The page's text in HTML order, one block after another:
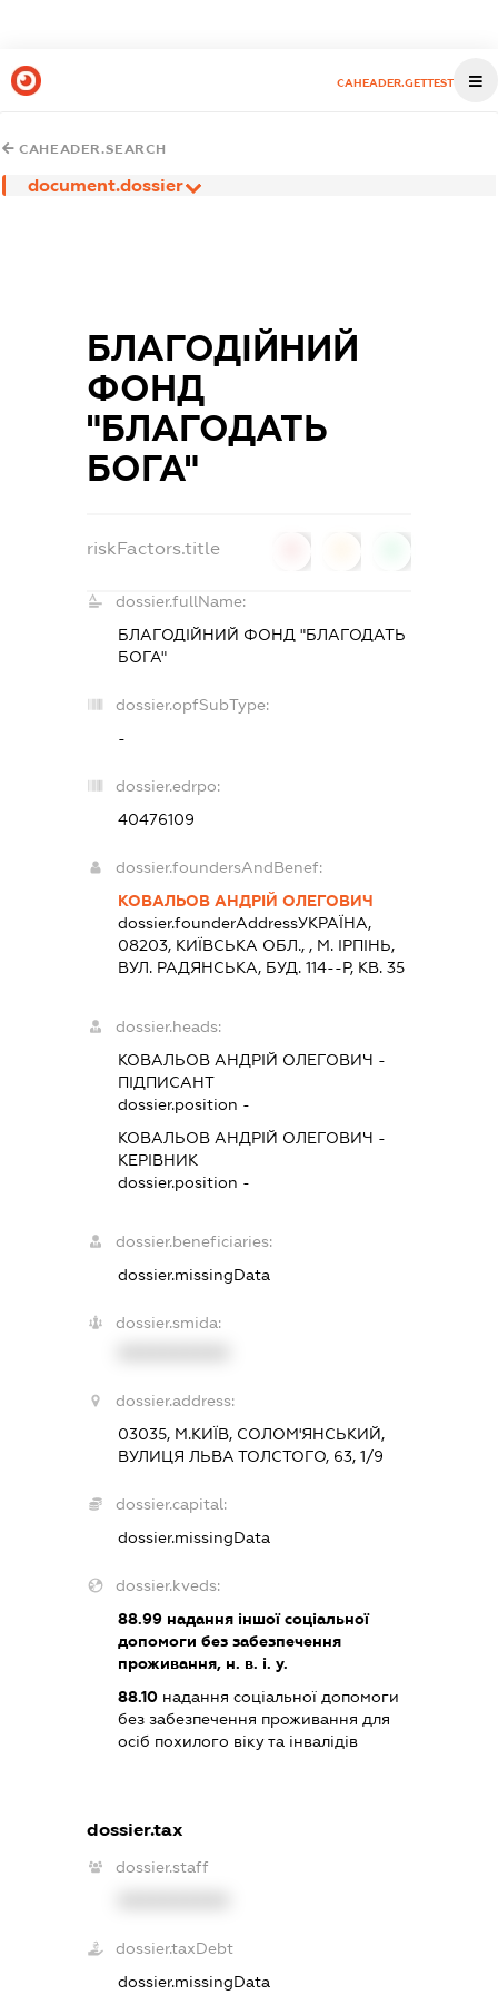
CAHEADER.GETTEST
CAHEADER.SEARCH
document.dossier
БЛАГОДІЙНИЙ
ФОНД
"БЛАГОДАТЬ
БОГА"
riskFactors.title
dossier.fullName:
БЛАГОДІЙНИЙ ФОНД "БЛАГОДАТЬ
БОГА"
dossier.opfSubType:
-
dossier.edrpo:
40476109
dossier.foundersAndBenef:
КОВАЛЬОВ АНДРІЙ ОЛЕГОВИЧ
dossier.founderAddressУКРАЇНА,
08203, КИЇВСЬКА ОБЛ., , М. ІРПІНЬ,
ВУЛ. РАДЯНСЬКА, БУД. 114--Р, КВ. 35
dossier.heads:
КОВАЛЬОВ АНДРІЙ ОЛЕГОВИЧ -
ПІДПИСАНТ
dossier.position -
КОВАЛЬОВ АНДРІЙ ОЛЕГОВИЧ -
КЕРІВНИК
dossier.position -
dossier.beneficiaries:
dossier.missingData
dossier.smida:
dossier.address:
03035, М.КИЇВ, СОЛОМ'ЯНСЬКИЙ,
ВУЛИЦЯ ЛЬВА ТОЛСТОГО, 63, 1/9
dossier.capital:
dossier.missingData
dossier.kveds:
88.99надання іншої соціальної
допомоги без забезпечення
проживання, н. в. і. у.
88.10надання соціальної допомоги
без забезпечення проживання для
осіб похилого віку та інвалідів
dossier.tax
dossier.staff
dossier.taxDebt
dossier.missingData